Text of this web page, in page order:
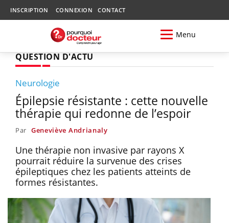
INSCRIPTION CONNEXION CONTACT
Menu
QUESTION D'ACTU
Neurologie
Épilepsie résistante : cette nouvelle
thérapie qui redonne de l’espoir
Par Geneviève Andrianaly
Une thérapie non invasive par rayons X
pourrait réduire la survenue des crises
épileptiques chez les patients atteints de
formes résistantes.